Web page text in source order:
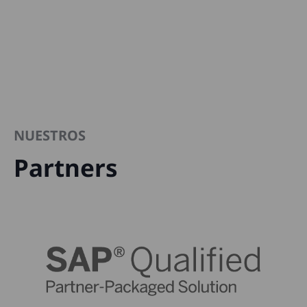
NUESTROS
Partners